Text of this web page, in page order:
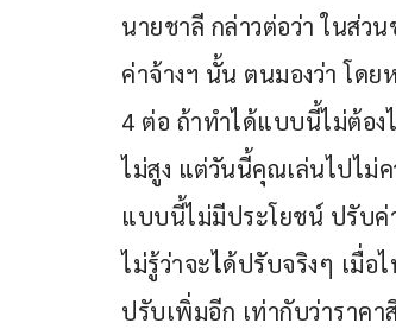
นายชาลี กล่าวต่อว่า ในส่ว
ค่าจ้างฯ นั้น ตนมองว่า โด
4 ต่อ ถ้าทำได้แบบนี้ไม่ต้อง
ไม่สูง แต่วันนี้คุณเล่นไปไม่
แบบนี้ไม่มีประโยชน์ ปรับค่
ไม่รู้ว่าจะได้ปรับจริงๆ เมื่
ปรับเพิ่มอีก เท่ากับว่าราคา